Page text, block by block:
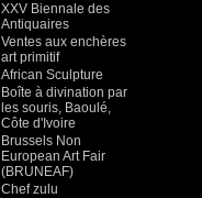
XXV Biennale des
Antiquaires
Ventes aux enchères
art primitif
African Sculpture
Boîte à divination par
les souris, Baoulé,
Côte d'Ivoire
Brussels Non
European Art Fair
(BRUNEAF)
Chef zulu